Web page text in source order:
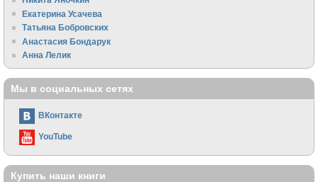
Екатерина Усачева
Татьяна Бобровских
Анастасия Бондарук
Анна Лелик
Мы в социальных сетях
ВКонтакте
YouTube
Купить наши книги